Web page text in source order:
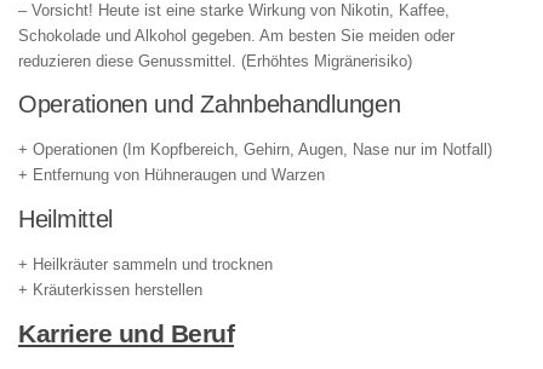
– Vorsicht! Heute ist eine starke Wirkung von Nikotin, Kaffee,
Schokolade und Alkohol gegeben. Am besten Sie meiden oder
reduzieren diese Genussmittel. (Erhöhtes Migränerisiko)
Operationen und Zahnbehandlungen
+ Operationen (Im Kopfbereich, Gehirn, Augen, Nase nur im Notfall)
+ Entfernung von Hühneraugen und Warzen
Heilmittel
+ Heilkräuter sammeln und trocknen
+ Kräuterkissen herstellen
Karriere und Beruf